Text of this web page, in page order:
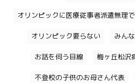
オリンピックに医療従事者派遣無理
オリンピック要らない みん
お話を伺う目線 梅ヶ丘松沢
不登校の子供のお母さん代表